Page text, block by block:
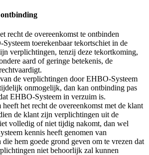
recht de overeenkomst te ontbinden
toerekenbaar tekortschiet in de
verplichtingen, tenzij deze tekortkoming,
aard of geringe betekenis, de
de verplichtingen door EHBO-Systeem
onmogelijk, dan kan ontbinding pas
EHBO-Systeem in verzuim is.
het recht de overeenkomst met de klant
de klant zijn verplichtingen uit de
volledig of niet tijdig nakomt, dan wel
kennis heeft genomen van
die hem goede grond geven om te vrezen dat
niet behoorlijk zal kunnen